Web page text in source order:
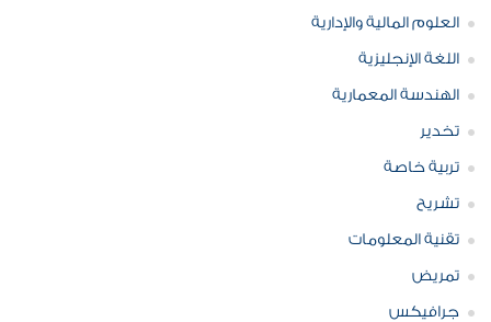
العلوم المالية والإدارية
اللغة الإنجليزية
الهندسة المعمارية
تخدير
تربية خاصة
تشريح
تقنية المعلومات
تمريض
جرافيكس